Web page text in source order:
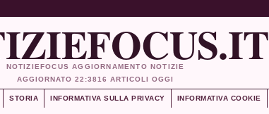
NOTIZIEFOCUS AGGIORNAMENTO NOTIZIE
AGGIORNATO 22:3816 ARTICOLI OGGI
STORIA INFORMATIVA SULLA PRIVACY INFORMATIVA COOKIE